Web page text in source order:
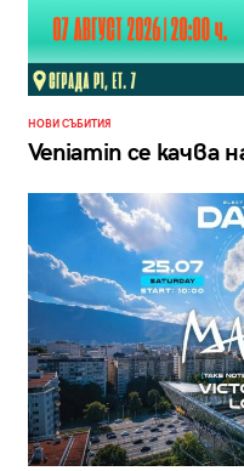
НОВИ СЪБИТИЯ
Veniamin се качва